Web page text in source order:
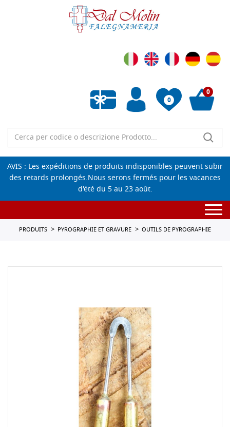
0
Liste de souhaits vide
0
AVIS : Les expéditions de produits indisponibles peuvent subir
des retards prolongés.Nous serons fermés pour les vacances
d'été du 5 au 23 août.
PRODUITS PYROGRAPHIE ET GRAVURE OUTILS DE PYROGRAPHIE